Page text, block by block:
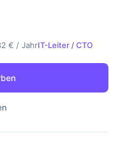
€ / JahrIT-Leiter / CTO